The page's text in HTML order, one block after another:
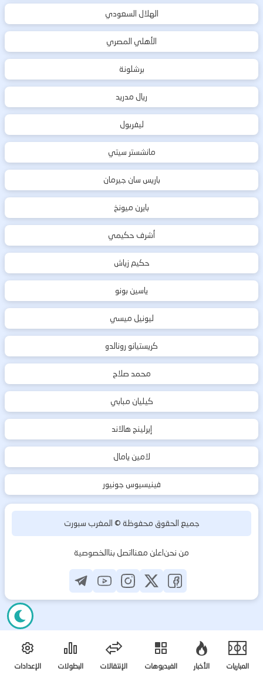
الهلال السعودي
الأهلي المصري
برشلونة
ريال مدريد
ليفربول
مانشستر سيتي
باريس سان جيرمان
بايرن ميونخ
أشرف حكيمي
حكيم زياش
ياسين بونو
ليونيل ميسي
كريستيانو رونالدو
محمد صلاح
كيليان مبابي
إيرلينج هالاند
لامين يامال
فينيسيوس جونيور
جميع الحقوق محفوظة ©المغرب سبورت
من نحناعلن معنااتصل بناالخصوصية
المباريات الأخبار الفيديوهات الإنتقالات البطولات الإعدادات